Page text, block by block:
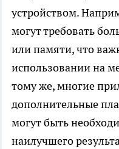
устройством.
могут требовать
или памяти, что
использовании на
тому же, многие
дополнительные
могут быть
наилучшего